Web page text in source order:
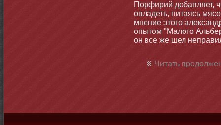
Порфирий добавляет,
овладеть, питаясь
мнение этοго
опытοм "Малого
он все же шел
Читать